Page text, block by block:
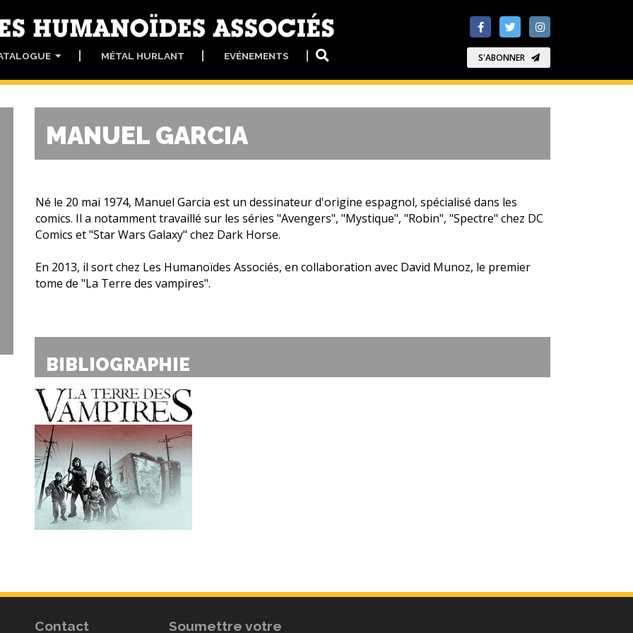
S'ABONNER
MÉTAL HURLANT EVÉNEMENTS
MANUEL GARCIA
Né le 20 mai 1974, Manuel Garcia est un dessinateur d'origine espagnol, spécialisé dans les
comics. Il a notamment travaillé sur les séries "Avengers", "Mystique", "Robin", "Spectre" chez DC
Comics et "Star Wars Galaxy" chez Dark Horse.
En 2013, il sort chez Les Humanoïdes Associés, en collaboration avec David Munoz, le premier
tome de "La Terre des vampires".
BIBLIOGRAPHIE
Contact Soumettre votre